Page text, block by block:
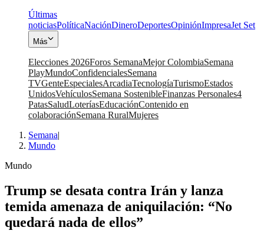
Últimas
noticiasPolíticaNaciónDineroDeportesOpiniónImpresaJet Set
Más
Elecciones 2026Foros SemanaMejor ColombiaSemana
PlayMundoConfidencialesSemana
TVGenteEspecialesArcadiaTecnologíaTurismoEstados
UnidosVehículosSemana SostenibleFinanzas Personales4
PatasSaludLoteríasEducaciónContenido en
colaboraciónSemana RuralMujeres
Semana|
Mundo
Mundo
Trump se desata contra Irán y lanza
temida amenaza de aniquilación: “No
quedará nada de ellos”